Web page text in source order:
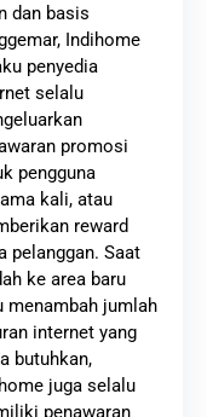
dan basis
Indihome
penyedia
selalu
promosi
pengguna
kali, atau
reward
pelanggan. Saat
ke area baru
menambah jumlah
internet yang
butuhkan,
juga selalu